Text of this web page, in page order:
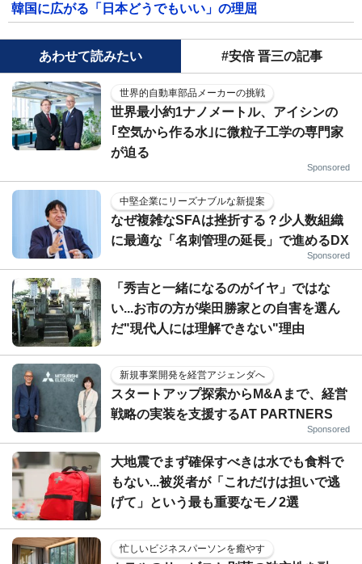
韓国に広がる「日本どうでもいい」の理屈
あわせて読みたい #安倍 晋三の記事
世界的自動車部品メーカーの挑戦
世界最小約1ナノメートル、アイシンの
｢空気から作る水｣に微粒子工学の専門家
が迫る
Sponsored
中堅企業にリーズナブルな新提案
なぜ複雑なSFAは挫折する？少人数組織
に最適な「名刺管理の延長」で進めるDX
Sponsored
「秀吉と一緒になるのがイヤ」ではな
い...お市の方が柴田勝家との自害を選ん
だ"現代人には理解できない"理由
新規事業開発を経営アジェンダへ
スタートアップ探索からM&Aまで、経営
戦略の実装を支援するAT PARTNERS
Sponsored
大地震でまず確保すべきは水でも食料で
もない...被災者が「これだけは担いで逃
げて」という最も重要なモノ2選
忙しいビジネスパーソンを癒やす